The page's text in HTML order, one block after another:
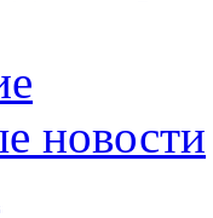
новости